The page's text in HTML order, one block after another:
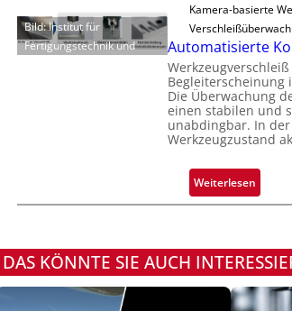
v
o
n
H
a
i
l
o
g
u
n
g
a
u
r
l
ä
s
s
g
e
D
r
u
m
a
r
Bild: Institut für
Fertigungstechnik und
Kamera-basierte
Automatisierte
Begleiterscheinung
Die Überwachung
einen stabilen und
unabdingbar. In
Werkzeugzustand
Weiterlesen:
A
o
m
a
DAS KÖNNTE SIE AUCH